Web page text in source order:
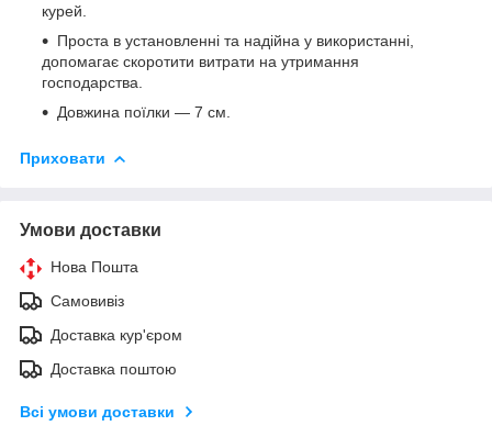
курей.
Проста в установленні та надійна у використанні,
допомагає скоротити витрати на утримання
господарства.
Довжина поїлки — 7 см.
Приховати
Умови доставки
Нова Пошта
Самовивіз
Доставка кур'єром
Доставка поштою
Всі умови доставки